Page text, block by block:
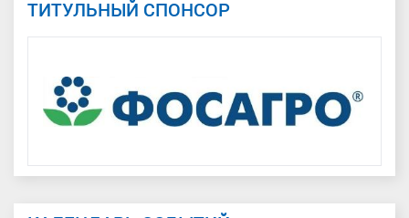
ТИТУЛЬНЫЙ СПОНСОР